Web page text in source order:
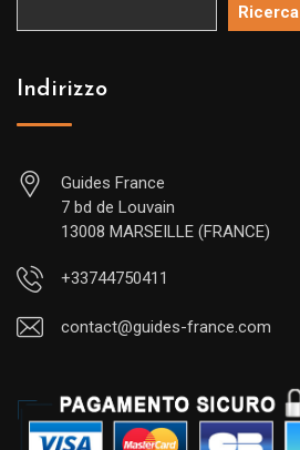
Ricerca
Indirizzo
Guides France
7 bd de Louvain
13008 MARSEILLE (FRANCE)
+33744750411
contact@guides-france.com